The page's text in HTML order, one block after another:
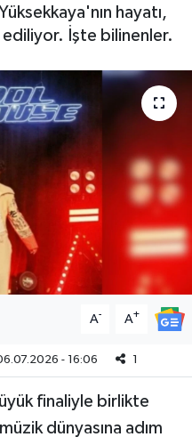
hayatı,
ediliyor. İşte bilinenler.
A- A+
- 16:06 1
finaliyle birlikte
dünyasına adım